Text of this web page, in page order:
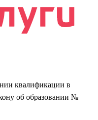
квалификации в
об образовании №